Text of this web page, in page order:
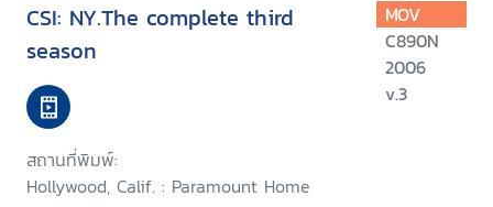
CSI: NY.The complete third
season
สถานที่พิมพ์:
Hollywood, Calif. : Paramount Home
MOV
C890N
2006
v.3